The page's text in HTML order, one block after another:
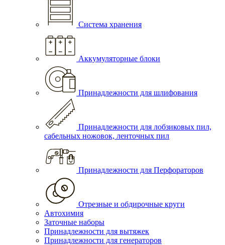
Система хранения
Аккумуляторные блоки
Принадлежности для шлифования
Принадлежности для лобзиковых пил,
сабельных ножовок, ленточных пил
Принадлежности для Перфораторов
Отрезные и обдирочные круги
Автохимия
Заточные наборы
Принадлежности для вытяжек
Принадлежности для генераторов